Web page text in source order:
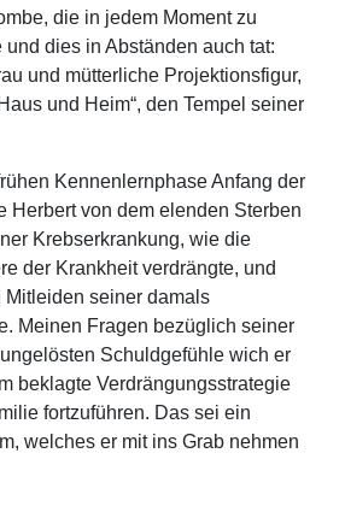
die in jedem Moment zu
dies in Abständen auch tat:
und mütterliche Projektionsfigur,
und Heim“, den Tempel seiner
Kennenlernphase Anfang der
Herbert von dem elenden Sterben
Krebserkrankung, wie die
der Krankheit verdrängte, und
seiner damals
Meinen Fragen bezüglich seiner
Schuldgefühle wich er
beklagte Verdrängungsstrategie
fortzuführen. Das sei ein
welches er mit ins Grab nehmen